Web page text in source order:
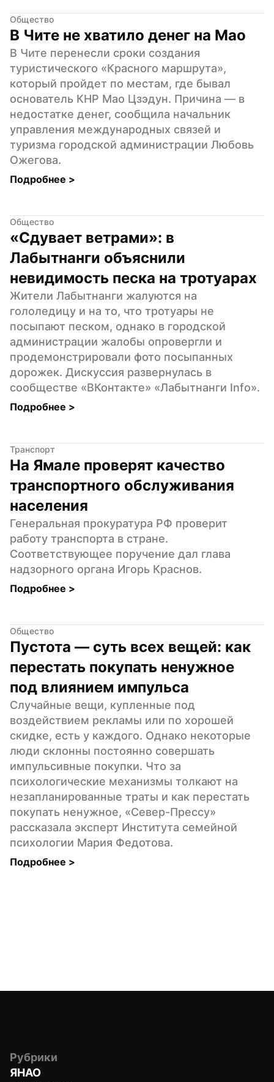
Общество
В Чите не хватило денег на Мао
В Чите перенесли сроки создания
туристического «Красного маршрута»,
который пройдет по местам, где бывал
основатель КНР Мао Цзэдун. Причина — в
недостатке денег, сообщила начальник
управления международных связей и
туризма городской администрации Любовь
Ожегова.
Подробнее >
Общество
«Сдувает ветрами»: в
Лабытнанги объяснили
невидимость песка на тротуарах
Жители Лабытнанги жалуются на
гололедицу и на то, что тротуары не
посыпают песком, однако в городской
администрации жалобы опровергли и
продемонстрировали фото посыпанных
дорожек. Дискуссия развернулась в
сообществе «ВКонтакте» «Лабытнанги Info».
Подробнее >
Транспорт
На Ямале проверят качество
транспортного обслуживания
населения
Генеральная прокуратура РФ проверит
работу транспорта в стране.
Соответствующее поручение дал глава
надзорного органа Игорь Краснов.
Подробнее >
Общество
Пустота — суть всех вещей: как
перестать покупать ненужное
под влиянием импульса
Случайные вещи, купленные под
воздействием рекламы или по хорошей
скидке, есть у каждого. Однако некоторые
люди склонны постоянно совершать
импульсивные покупки. Что за
психологические механизмы толкают на
незапланированные траты и как перестать
покупать ненужное, «Север-Прессу»
рассказала эксперт Института семейной
психологии Мария Федотова.
Подробнее >
Рубрики
ЯНАО